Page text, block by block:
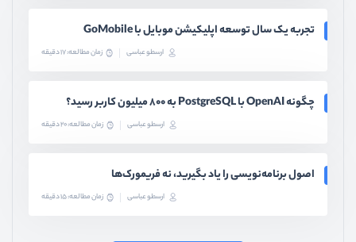
تجربه یک سال توسعه اپلیکیشن موبایل با GoMobile
ارسطو عباسی زمان مطالعه: 17 دقیقه
چگونه OpenAI با PostgreSQL به ۸۰۰ میلیون کاربر رسید؟
ارسطو عباسی زمان مطالعه: 20 دقیقه
اصول برنامه‌نویسی را یاد بگیرید، نه فریمورک‌ها
ارسطو عباسی زمان مطالعه: 15 دقیقه